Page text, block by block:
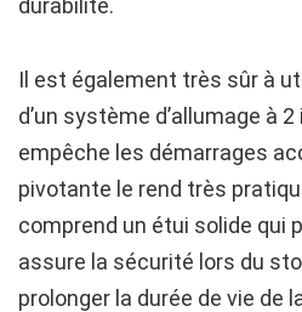
durabilité.
Il est également très sûr à
d’un système d’allumage à
empêche les démarrages
pivotante le rend très
comprend un étui solide qui
assure la sécurité lors du
prolonger la durée de vie de